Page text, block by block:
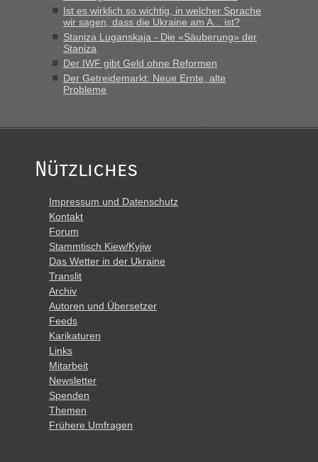
Montag rüber, versuchen es sehr früh.“
Ist es wirklich so wichtig, in welcher Sprache
wir sagen, dass die Ukraine am A... ist?
Staniza Luganskaja - Die «Säuberung» der
Staniza
Der IWF gibt Geld ohne Reformen
Der Getreidemarkt: Neue Ernte, alte
Probleme
Nützliches
Impressum und Datenschutz
Kontakt
Forum
Stammtisch Kiew/Kyjiw
Das Wetter in der Ukraine
Translit
Archiv
Autoren und Übersetzer
Feeds
Karikaturen
Links
Mitarbeit
Newsletter
Spenden
Themen
Frühere Umfragen